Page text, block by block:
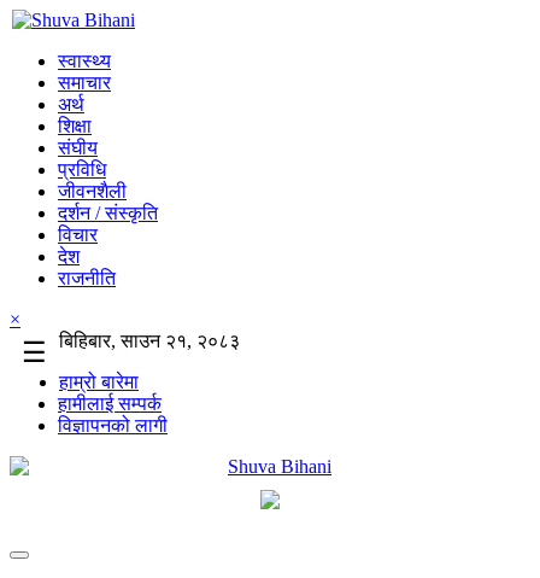
स्वास्थ्य
समाचार
अर्थ
शिक्षा
संघीय
प्रविधि
जीवनशैली
दर्शन / संस्कृति
विचार
देश
राजनीति
×
☰
बिहिबार, साउन २१, २०८३
हाम्रो बारेमा
हामीलाई सम्पर्क
विज्ञापनको लागी